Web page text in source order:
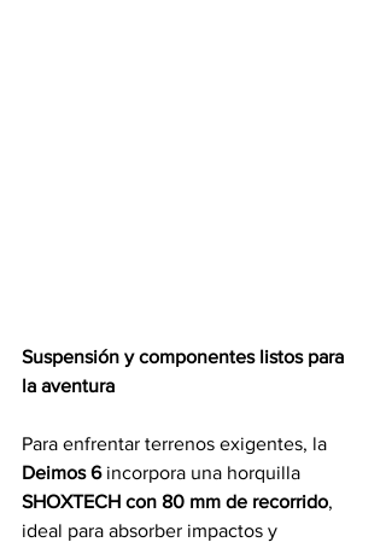
Suspensión y componentes listos para
la aventura
Para enfrentar terrenos exigentes, la
Deimos 6 incorpora una horquilla
SHOXTECH con 80 mm de recorrido,
ideal para absorber impactos y